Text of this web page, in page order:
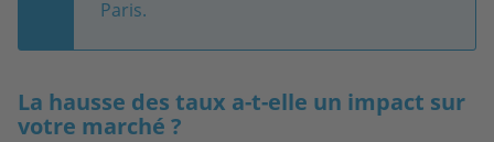
Paris.
La hausse des taux a-t-elle un impact sur
votre marché ?